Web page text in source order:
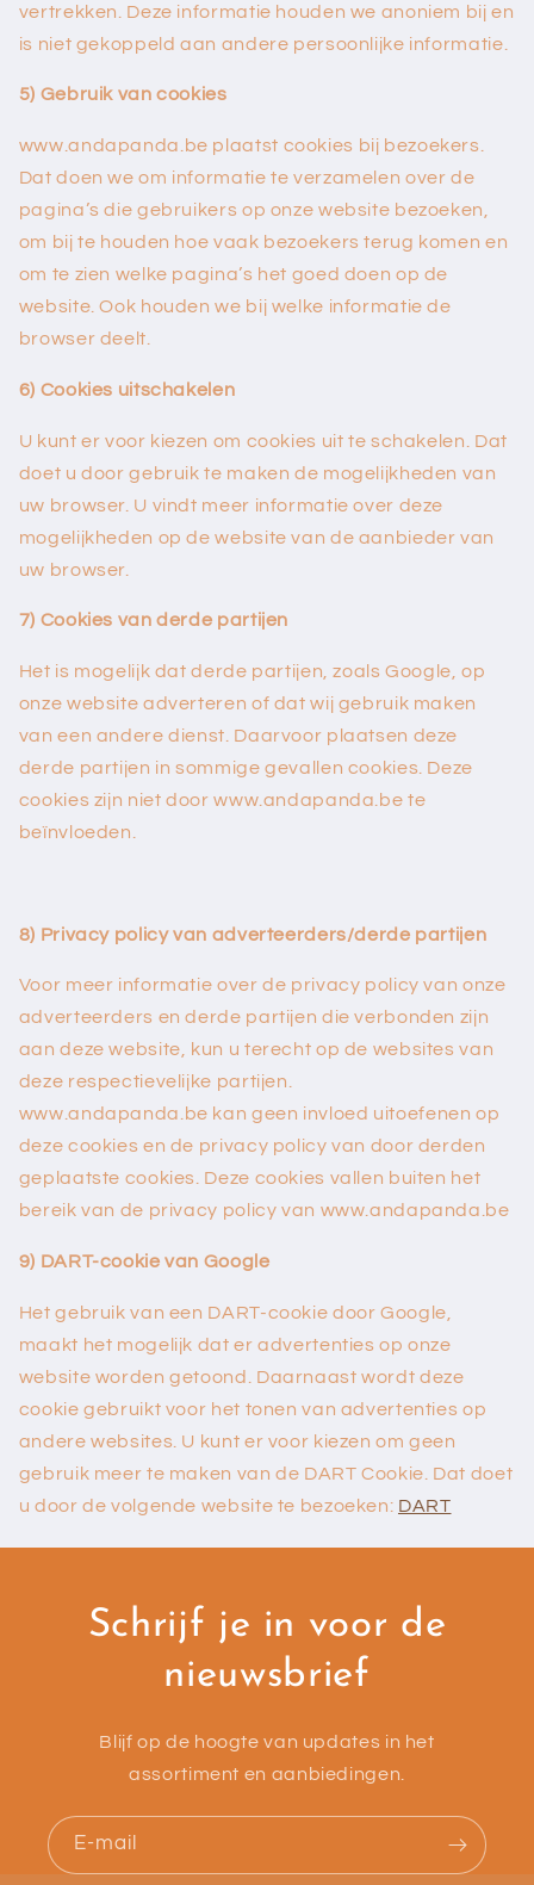
vertrekken. Deze informatie houden we anoniem bij en
is niet gekoppeld aan andere persoonlijke informatie.
5) Gebruik van cookies
www.andapanda.be plaatst cookies bij bezoekers.
Dat doen we om informatie te verzamelen over de
pagina’s die gebruikers op onze website bezoeken,
om bij te houden hoe vaak bezoekers terug komen en
om te zien welke pagina’s het goed doen op de
website. Ook houden we bij welke informatie de
browser deelt.
6) Cookies uitschakelen
U kunt er voor kiezen om cookies uit te schakelen. Dat
doet u door gebruik te maken de mogelijkheden van
uw browser. U vindt meer informatie over deze
mogelijkheden op de website van de aanbieder van
uw browser.
7) Cookies van derde partijen
Het is mogelijk dat derde partijen, zoals Google, op
onze website adverteren of dat wij gebruik maken
van een andere dienst. Daarvoor plaatsen deze
derde partijen in sommige gevallen cookies. Deze
cookies zijn niet door www.andapanda.be te
beïnvloeden.
8) Privacy policy van adverteerders/derde partijen
Voor meer informatie over de privacy policy van onze
adverteerders en derde partijen die verbonden zijn
aan deze website, kun u terecht op de websites van
deze respectievelijke partijen.
www.andapanda.be kan geen invloed uitoefenen op
deze cookies en de privacy policy van door derden
geplaatste cookies. Deze cookies vallen buiten het
bereik van de privacy policy van www.andapanda.be
9) DART-cookie van Google
Het gebruik van een DART-cookie door Google,
maakt het mogelijk dat er advertenties op onze
website worden getoond. Daarnaast wordt deze
cookie gebruikt voor het tonen van advertenties op
andere websites. U kunt er voor kiezen om geen
gebruik meer te maken van de DART Cookie. Dat doet
u door de volgende website te bezoeken: DART
Schrijf je in voor de
nieuwsbrief
Blijf op de hoogte van updates in het
assortiment en aanbiedingen.
E‑mail